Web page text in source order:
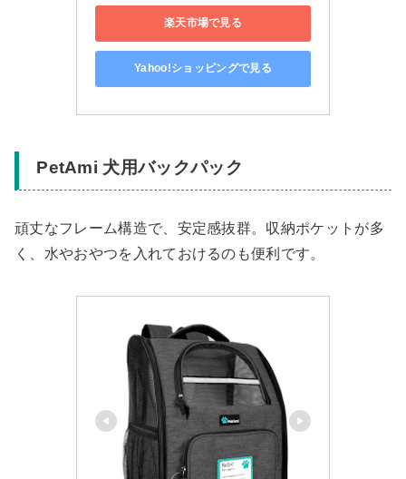
楽天市場で見る
Yahoo!ショッピングで見る
PetAmi 犬用バックパック
頑丈なフレーム構造で、安定感抜群。収納ポケットが多
く、水やおやつを入れておけるのも便利です。